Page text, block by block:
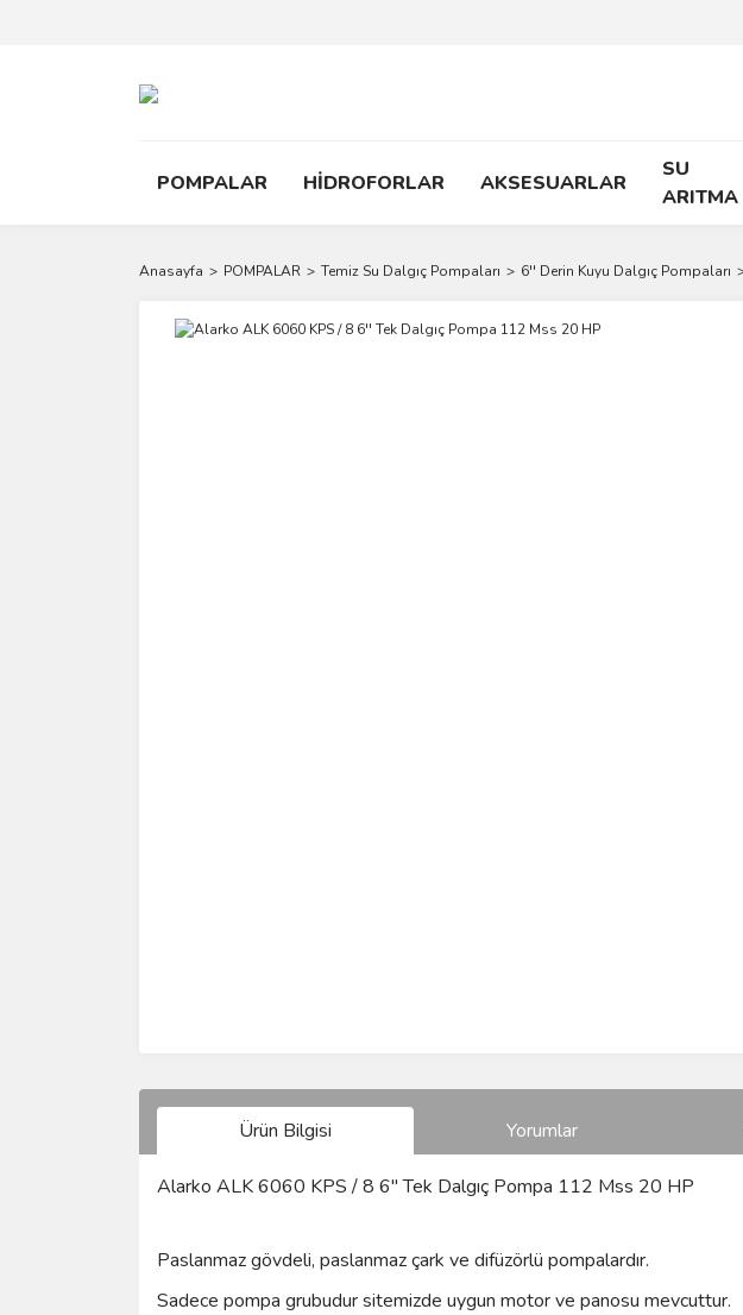
POMPALAR HİDROFORLAR AKSESUARLAR
SU
ARITMA
Anasayfa POMPALAR Temiz Su Dalgıç Pompaları 6'' Derin Kuyu Dalgıç Pompaları
Ürün Bilgisi Yorumlar
Alarko ALK 6060 KPS / 8 6'' Tek Dalgıç Pompa 112 Mss 20 HP
Paslanmaz gövdeli, paslanmaz çark ve difüzörlü pompalardır.
Sadece pompa grubudur sitemizde uygun motor ve panosu mevcuttur.